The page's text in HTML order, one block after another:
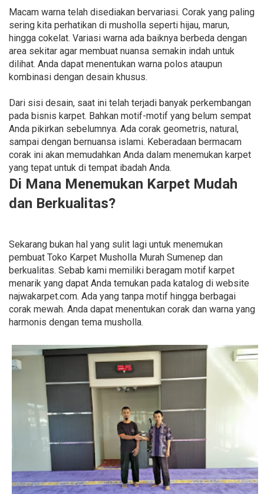
Macam warna telah disediakan bervariasi. Corak yang paling
sering kita perhatikan di musholla seperti hijau, marun,
hingga cokelat. Variasi warna ada baiknya berbeda dengan
area sekitar agar membuat nuansa semakin indah untuk
dilihat. Anda dapat menentukan warna polos ataupun
kombinasi dengan desain khusus.
Dari sisi desain, saat ini telah terjadi banyak perkembangan
pada bisnis karpet. Bahkan motif-motif yang belum sempat
Anda pikirkan sebelumnya. Ada corak geometris, natural,
sampai dengan bernuansa islami. Keberadaan bermacam
corak ini akan memudahkan Anda dalam menemukan karpet
yang tepat untuk di tempat ibadah Anda.
Di Mana Menemukan Karpet Mudah
dan Berkualitas?
Sekarang bukan hal yang sulit lagi untuk menemukan
pembuat Toko Karpet Musholla Murah Sumenep dan
berkualitas. Sebab kami memiliki beragam motif karpet
menarik yang dapat Anda temukan pada katalog di website
najwakarpet.com. Ada yang tanpa motif hingga berbagai
corak mewah. Anda dapat menentukan corak dan warna yang
harmonis dengan tema musholla.